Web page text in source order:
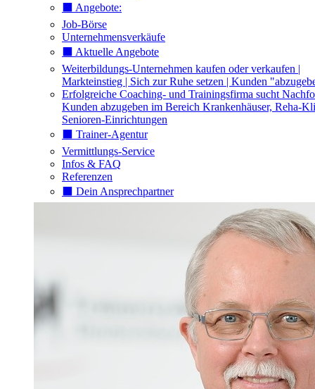
⬛️ Angebote:
Job-Börse
Unternehmensverkäufe
⬛️ Aktuelle Angebote
Weiterbildungs-Unternehmen kaufen oder verkaufen |
Markteinstieg | Sich zur Ruhe setzen | Kunden
Erfolgreiche Coaching- und Trainingsfirma sucht
Kunden abzugeben im Bereich Krankenhäuser, Reha-
Senioren-Einrichtungen
⬛️ Trainer-Agentur
Vermittlungs-Service
Infos & FAQ
Referenzen
⬛️ Dein Ansprechpartner